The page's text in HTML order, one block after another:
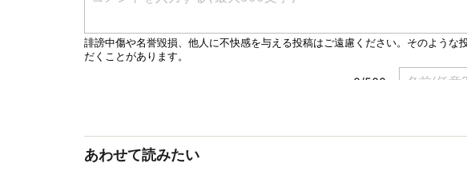
あわせて読みたい